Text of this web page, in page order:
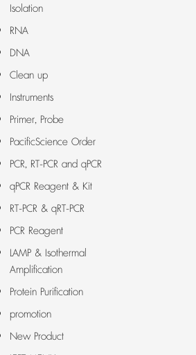
Isolation
RNA
DNA
Clean up
Instruments
Primer, Probe
PacificScience Order
PCR, RT-PCR and qPCR
qPCR Reagent & Kit
RT-PCR & qRT-PCR
PCR Reagent
LAMP & Isothermal
Amplification
Protein Purification
promotion
New Product